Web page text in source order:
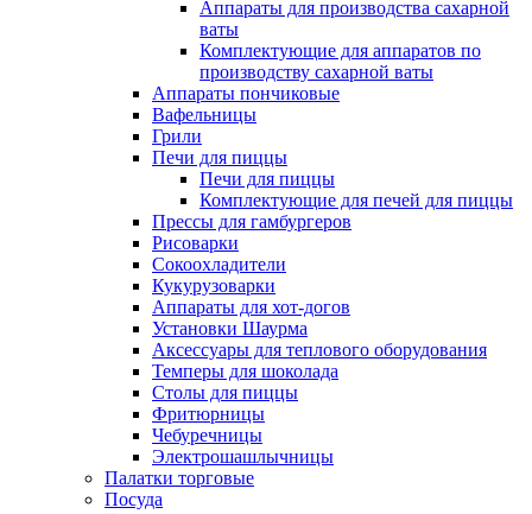
Аппараты для производства сахарной
ваты
Комплектующие для аппаратов по
производству сахарной ваты
Аппараты пончиковые
Вафельницы
Грили
Печи для пиццы
Печи для пиццы
Комплектующие для печей для пиццы
Прессы для гамбургеров
Рисоварки
Сокоохладители
Кукурузоварки
Аппараты для хот-догов
Установки Шаурма
Аксессуары для теплового оборудования
Темперы для шоколада
Столы для пиццы
Фритюрницы
Чебуречницы
Электрошашлычницы
Палатки торговые
Посуда